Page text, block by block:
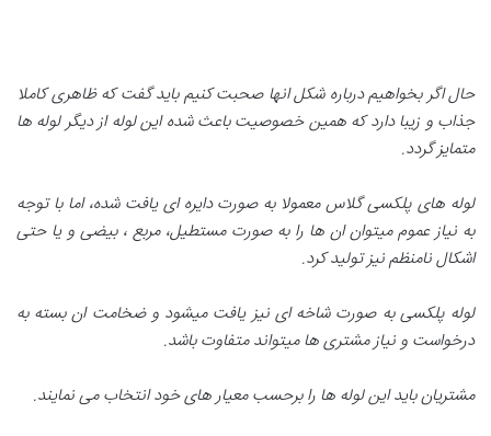
حال اگر بخواهیم درباره شکل انها صحبت کنیم باید گفت که ظاهری کاملا
جذاب و زیبا دارد که همین خصوصیت باعث شده این لوله از دیگر لوله ها
متمایز گردد.
لوله های پلکسی گلاس معمولا به صورت دایره ای یافت شده، اما با توجه
به نیاز عموم میتوان ان ها را به صورت مستطیل، مربع ، بیضی و یا حتی
اشکال نامنظم نیز تولید کرد.
لوله پلکسی به صورت شاخه ای نیز یافت میشود و ضخامت ان بسته به
درخواست و نیاز مشتری ها میتواند متفاوت باشد.
مشتریان باید این لوله ها را برحسب معیار های خود انتخاب می نمایند.